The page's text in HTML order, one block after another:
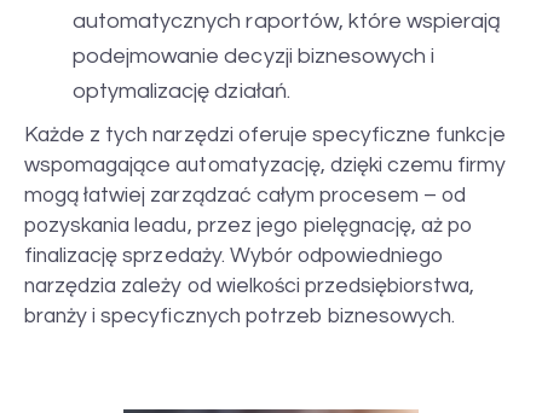
automatycznych raportów, które wspierają
podejmowanie decyzji biznesowych i
optymalizację działań.
Każde z tych narzędzi oferuje specyficzne funkcje
wspomagające automatyzację, dzięki czemu firmy
mogą łatwiej zarządzać całym procesem – od
pozyskania leadu, przez jego pielęgnację, aż po
finalizację sprzedaży. Wybór odpowiedniego
narzędzia zależy od wielkości przedsiębiorstwa,
branży i specyficznych potrzeb biznesowych.